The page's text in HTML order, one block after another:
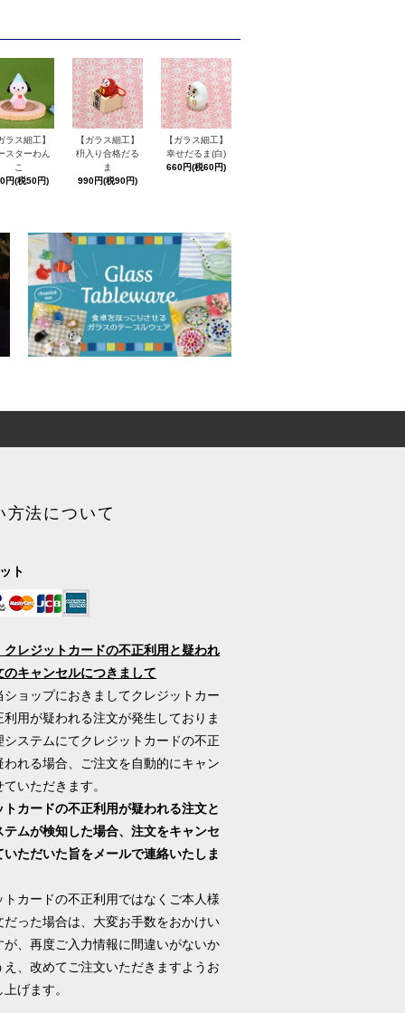
ラス細工】
スターわん
こ
円(税50円)
【ガラス細工】
枡入り合格だる
ま
990円(税90円)
【ガラス細工】
幸せだるま(白)
660円(税60円)
方法について
ト
クレジットカードの不正利用と疑われ
のキャンセルにつきまして
ショップにおきましてクレジットカー
利用が疑われる注文が発生しておりま
システムにてクレジットカードの不正
われる場合、ご注文を自動的にキャン
いただきます。
トカードの不正利用が疑われる注文と
テムが検知した場合、注文をキャンセ
いただいた旨をメールで連絡いたしま
トカードの不正利用ではなくご本人様
だった場合は、大変お手数をおかけい
が、再度ご入力情報に間違いがないか
え、改めてご注文いただきますようお
上げます。